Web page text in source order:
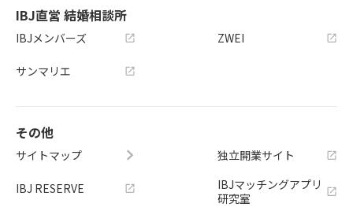
IBJ直営 結婚相談所
IBJメンバーズ
サンマリエ
ZWEI
その他
サイトマップ
IBJ RESERVE
独立開業サイト
IBJマッチングアプリ
研究室